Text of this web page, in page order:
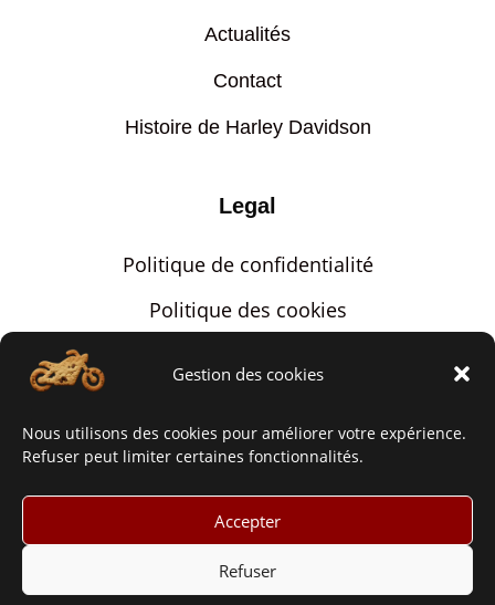
Gestion des cookies
Nous utilisons des cookies pour améliorer votre expérience.
Refuser peut limiter certaines fonctionnalités.
Accepter
Refuser
Actualités
Contact
Histoire de Harley Davidson
Legal
Politique de confidentialité
Politique des cookies
Via notre formulaire
SITE WEB CONÇU ET MAINTENU PAR